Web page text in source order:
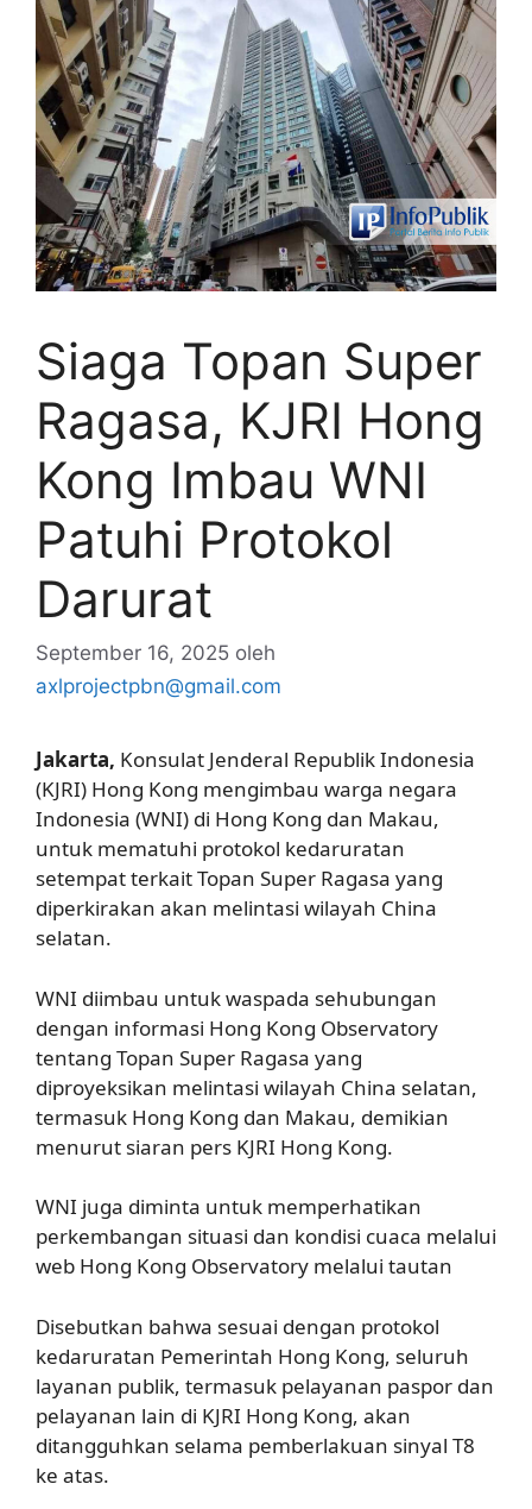
Siaga Topan Super
Ragasa, KJRI Hong
Kong Imbau WNI
Patuhi Protokol
Darurat
September 16, 2025 oleh
axlprojectpbn@gmail.com
Jakarta, Konsulat Jenderal Republik Indonesia
(KJRI) Hong Kong mengimbau warga negara
Indonesia (WNI) di Hong Kong dan Makau,
untuk mematuhi protokol kedaruratan
setempat terkait Topan Super Ragasa yang
diperkirakan akan melintasi wilayah China
selatan.
WNI diimbau untuk waspada sehubungan
dengan informasi Hong Kong Observatory
tentang Topan Super Ragasa yang
diproyeksikan melintasi wilayah China selatan,
termasuk Hong Kong dan Makau, demikian
menurut siaran pers KJRI Hong Kong.
WNI juga diminta untuk memperhatikan
perkembangan situasi dan kondisi cuaca melalui
web Hong Kong Observatory melalui tautan
Disebutkan bahwa sesuai dengan protokol
kedaruratan Pemerintah Hong Kong, seluruh
layanan publik, termasuk pelayanan paspor dan
pelayanan lain di KJRI Hong Kong, akan
ditangguhkan selama pemberlakuan sinyal T8
ke atas.